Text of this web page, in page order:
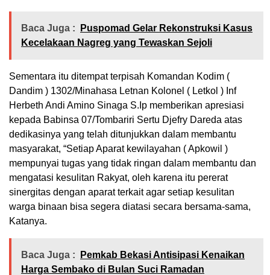
Baca Juga :
Puspomad Gelar Rekonstruksi Kasus
Kecelakaan Nagreg yang Tewaskan Sejoli
Sementara itu ditempat terpisah Komandan Kodim (
Dandim ) 1302/Minahasa Letnan Kolonel ( Letkol ) Inf
Herbeth Andi Amino Sinaga S.Ip memberikan apresiasi
kepada Babinsa 07/Tombariri Sertu Djefry Dareda atas
dedikasinya yang telah ditunjukkan dalam membantu
masyarakat, “Setiap Aparat kewilayahan ( Apkowil )
mempunyai tugas yang tidak ringan dalam membantu dan
mengatasi kesulitan Rakyat, oleh karena itu pererat
sinergitas dengan aparat terkait agar setiap kesulitan
warga binaan bisa segera diatasi secara bersama-sama,
Katanya.
Baca Juga :
Pemkab Bekasi Antisipasi Kenaikan
Harga Sembako di Bulan Suci Ramadan